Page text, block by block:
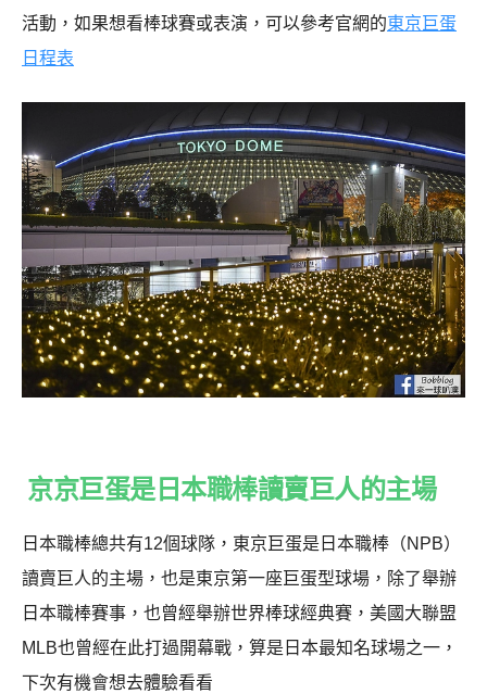
活動，如果想看棒球賽或表演，可以參考官網的東京巨蛋
日程表
京京巨蛋是日本職棒讀賣巨人的主場
日本職棒總共有12個球隊，東京巨蛋是日本職棒（NPB）
讀賣巨人的主場，也是東京第一座巨蛋型球場，除了舉辦
日本職棒賽事，也曾經舉辦世界棒球經典賽，美國大聯盟
MLB也曾經在此打過開幕戰，算是日本最知名球場之一，
下次有機會想去體驗看看